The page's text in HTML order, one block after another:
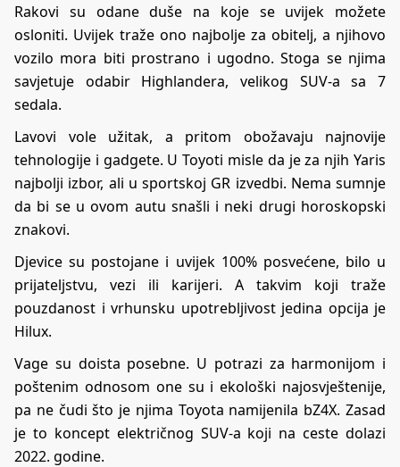
Rakovi su odane duše na koje se uvijek možete
osloniti. Uvijek traže ono najbolje za obitelj, a njihovo
vozilo mora biti prostrano i ugodno. Stoga se njima
savjetuje odabir Highlandera, velikog SUV-a sa 7
sedala.
Lavovi vole užitak, a pritom obožavaju najnovije
tehnologije i gadgete. U Toyoti misle da je za njih Yaris
najbolji izbor, ali u sportskoj GR izvedbi. Nema sumnje
da bi se u ovom autu snašli i neki drugi horoskopski
znakovi.
Djevice su postojane i uvijek 100% posvećene, bilo u
prijateljstvu, vezi ili karijeri. A takvim koji traže
pouzdanost i vrhunsku upotrebljivost jedina opcija je
Hilux.
Vage su doista posebne. U potrazi za harmonijom i
poštenim odnosom one su i ekološki najosvještenije,
pa ne čudi što je njima Toyota namijenila bZ4X. Zasad
je to koncept električnog SUV-a koji na ceste dolazi
2022. godine.